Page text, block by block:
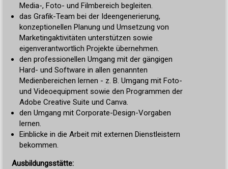
Media-, Foto- und Filmbereich begleiten.
das Grafik-Team bei der Ideengenerierung,
konzeptionellen Planung und Umsetzung von
Marketingaktivitäten unterstützen sowie
eigenverantwortlich Projekte übernehmen.
den professionellen Umgang mit der gängigen
Hard- und Software in allen genannten
Medienbereichen lernen - z. B. Umgang mit Foto-
und Videoequipment sowie den Programmen der
Adobe Creative Suite und Canva.
den Umgang mit Corporate-Design-Vorgaben
lernen.
Einblicke in die Arbeit mit externen Dienstleistern
bekommen.
Ausbildungsstätte: